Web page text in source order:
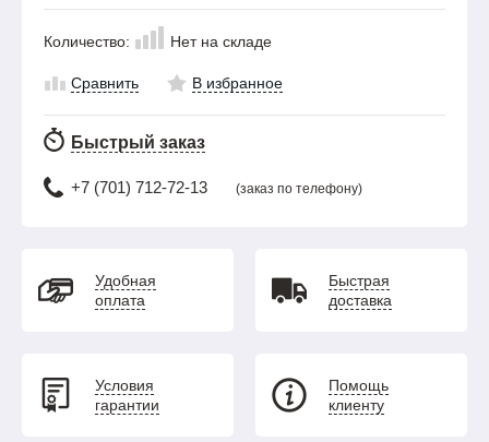
Количество: Нет на складе
Сравнить В избранное
Быстрый заказ
+7 (701) 712-72-13 (заказ по телефону)
Удобная
оплата
Быстрая
доставка
Условия
гарантии
Помощь
клиенту